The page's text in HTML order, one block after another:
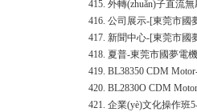
415. 外轉(zhuǎn)子直流
416. 公司展示-[東莞市國
417. 新聞中心-[東莞市國
418. 夏普-東莞市國夢電
419. BL38350 CDM
420. BL2830O CDM
421. 企業(yè)文化操作班